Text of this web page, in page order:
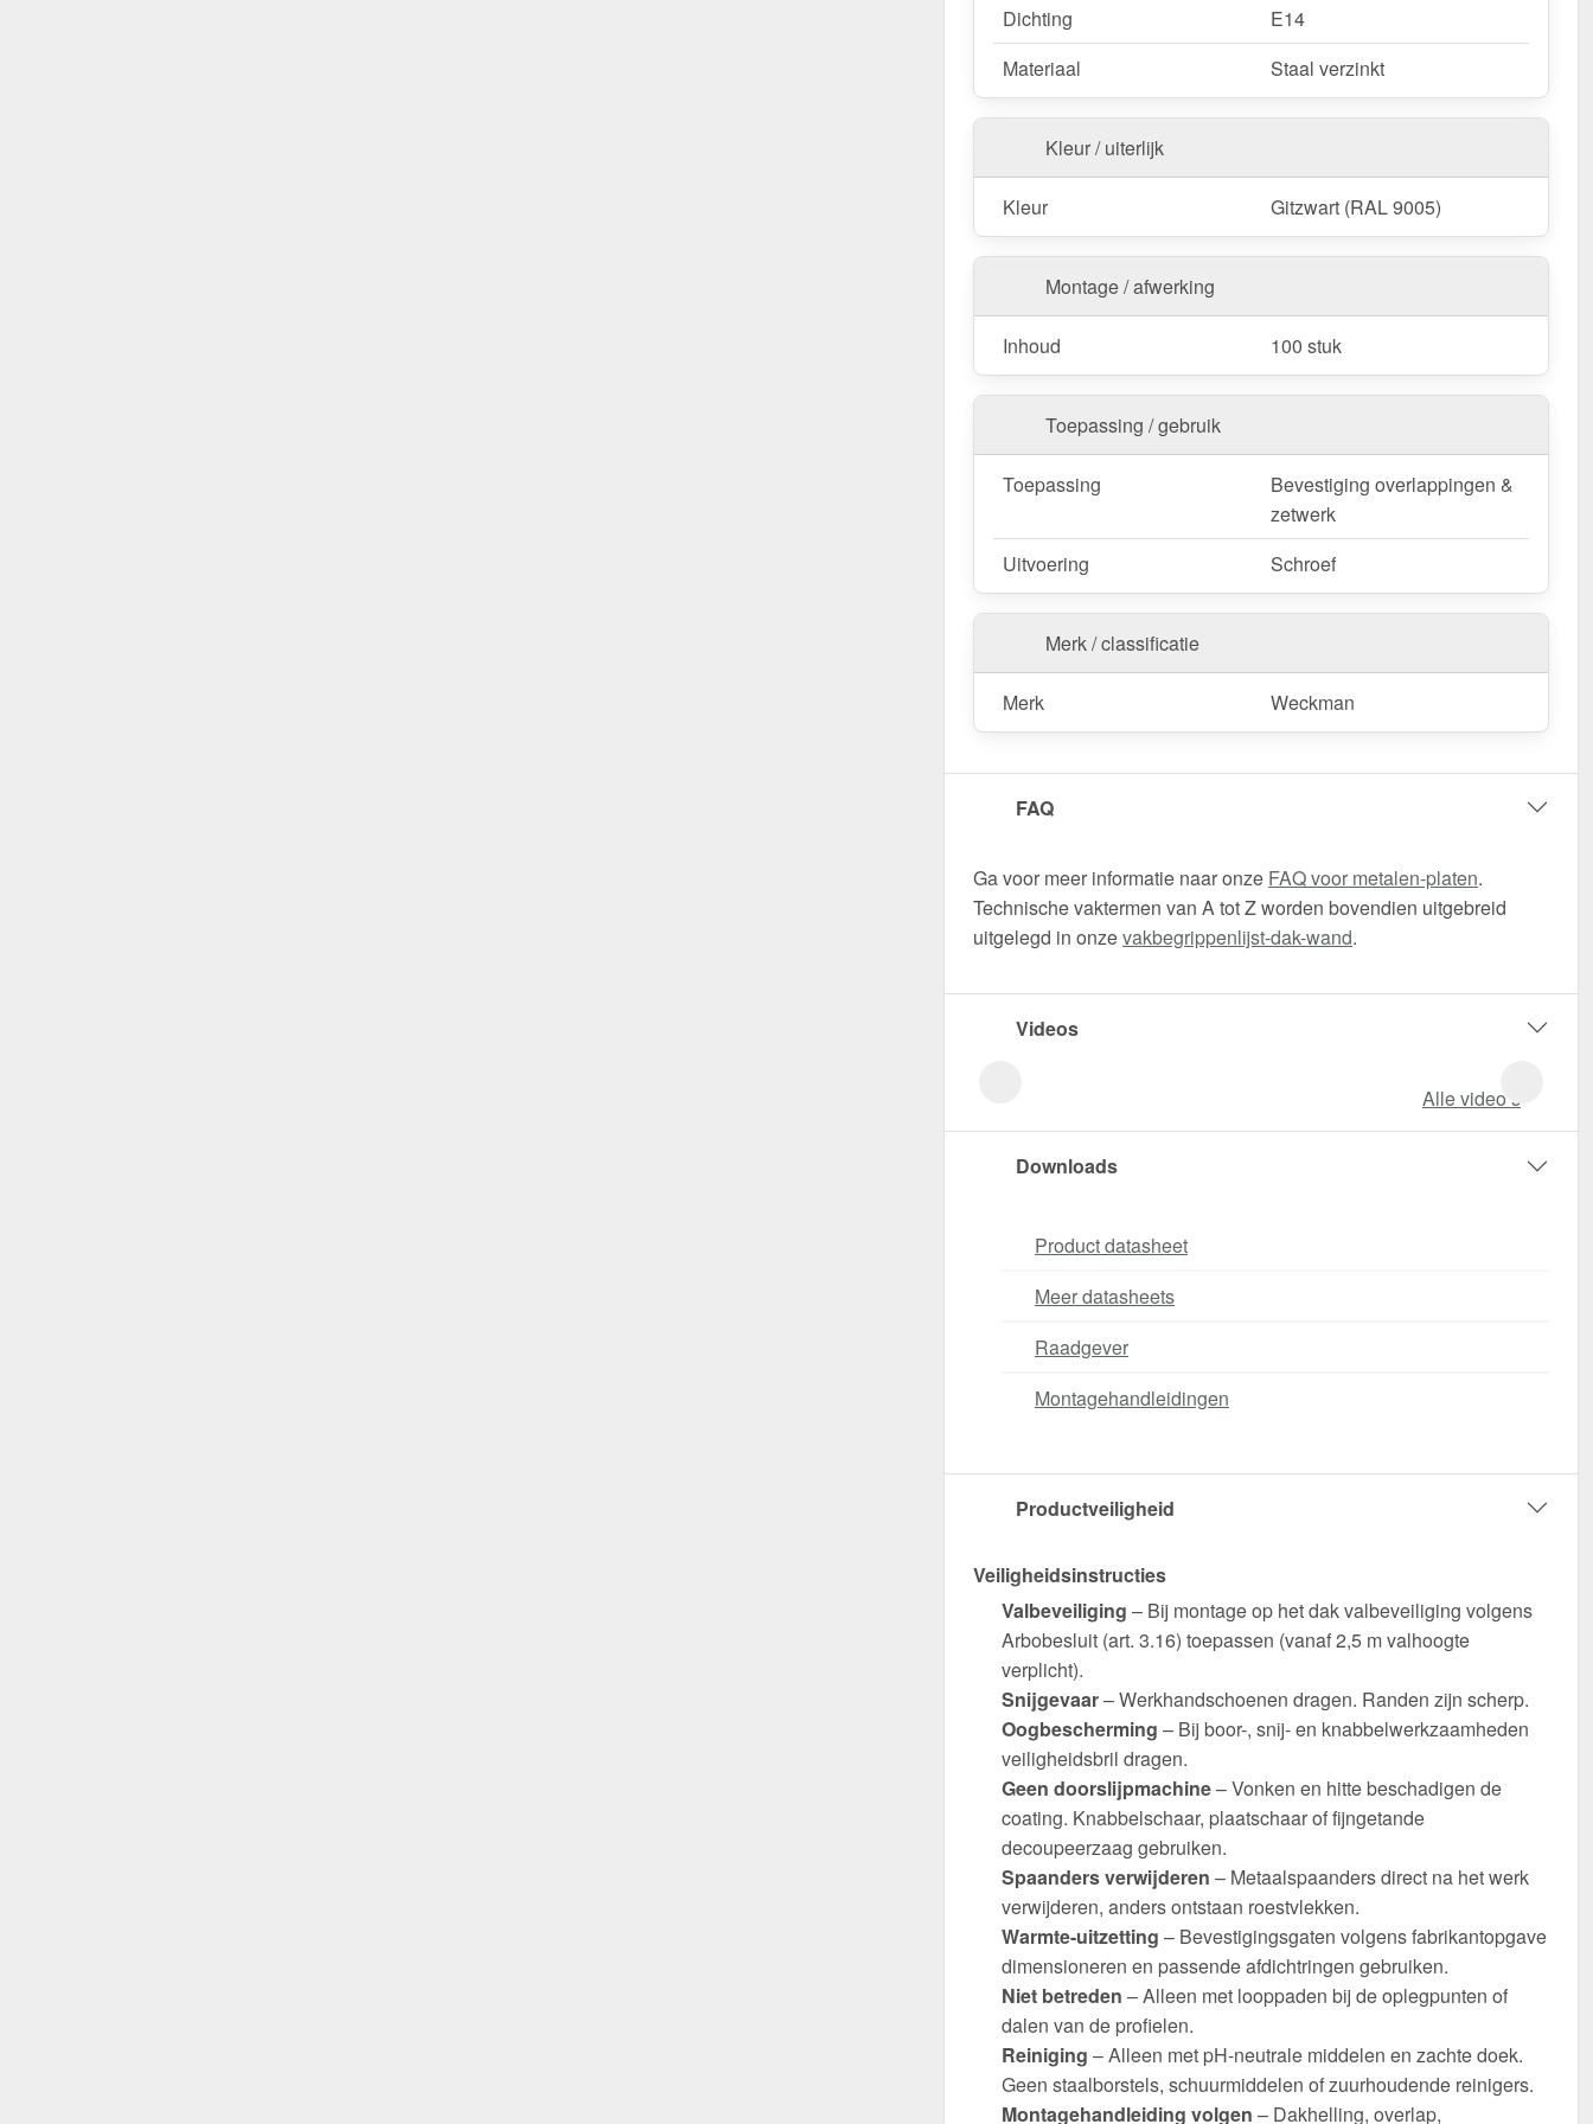
Dichting
E14
Materiaal
Staal verzinkt
Kleur / uiterlijk
Kleur Gitzwart (RAL 9005)
Montage / afwerking
Inhoud 100 stuk
Toepassing / gebruik
Toepassing
Bevestiging overlappingen &
zetwerk
Uitvoering
Schroef
Merk / classificatie
Merk Weckman
FAQ
Ga voor meer informatie naar onze FAQ voor metalen-platen.
Technische vaktermen van A tot Z worden bovendien uitgebreid
uitgelegd in onzevakbegrippenlijst-dak-wand.
Videos
Alle video‘s
Downloads
Product datasheet
Meer datasheets
Raadgever
Montagehandleidingen
Productveiligheid
Veiligheidsinstructies
Valbeveiliging – Bij montage op het dak valbeveiliging volgens
Arbobesluit (art. 3.16) toepassen (vanaf 2,5 m valhoogte
verplicht).
Snijgevaar– Werkhandschoenen dragen. Randen zijn scherp.
Oogbescherming – Bij boor-, snij- en knabbelwerkzaamheden
veiligheidsbril dragen.
Geen doorslijpmachine– Vonken en hitte beschadigen de
coating. Knabbelschaar, plaatschaar of fijngetande
decoupeerzaag gebruiken.
Spaanders verwijderen – Metaalspaanders direct na het werk
verwijderen, anders ontstaan roestvlekken.
Warmte-uitzetting – Bevestigingsgaten volgens fabrikantopgave
dimensioneren en passende afdichtringen gebruiken.
Niet betreden – Alleen met looppaden bij de oplegpunten of
dalen van de profielen.
Reiniging – Alleen met pH-neutrale middelen en zachte doek.
Geen staalborstels, schuurmiddelen of zuurhoudende reinigers.
Montagehandleiding volgen – Dakhelling, overlap,